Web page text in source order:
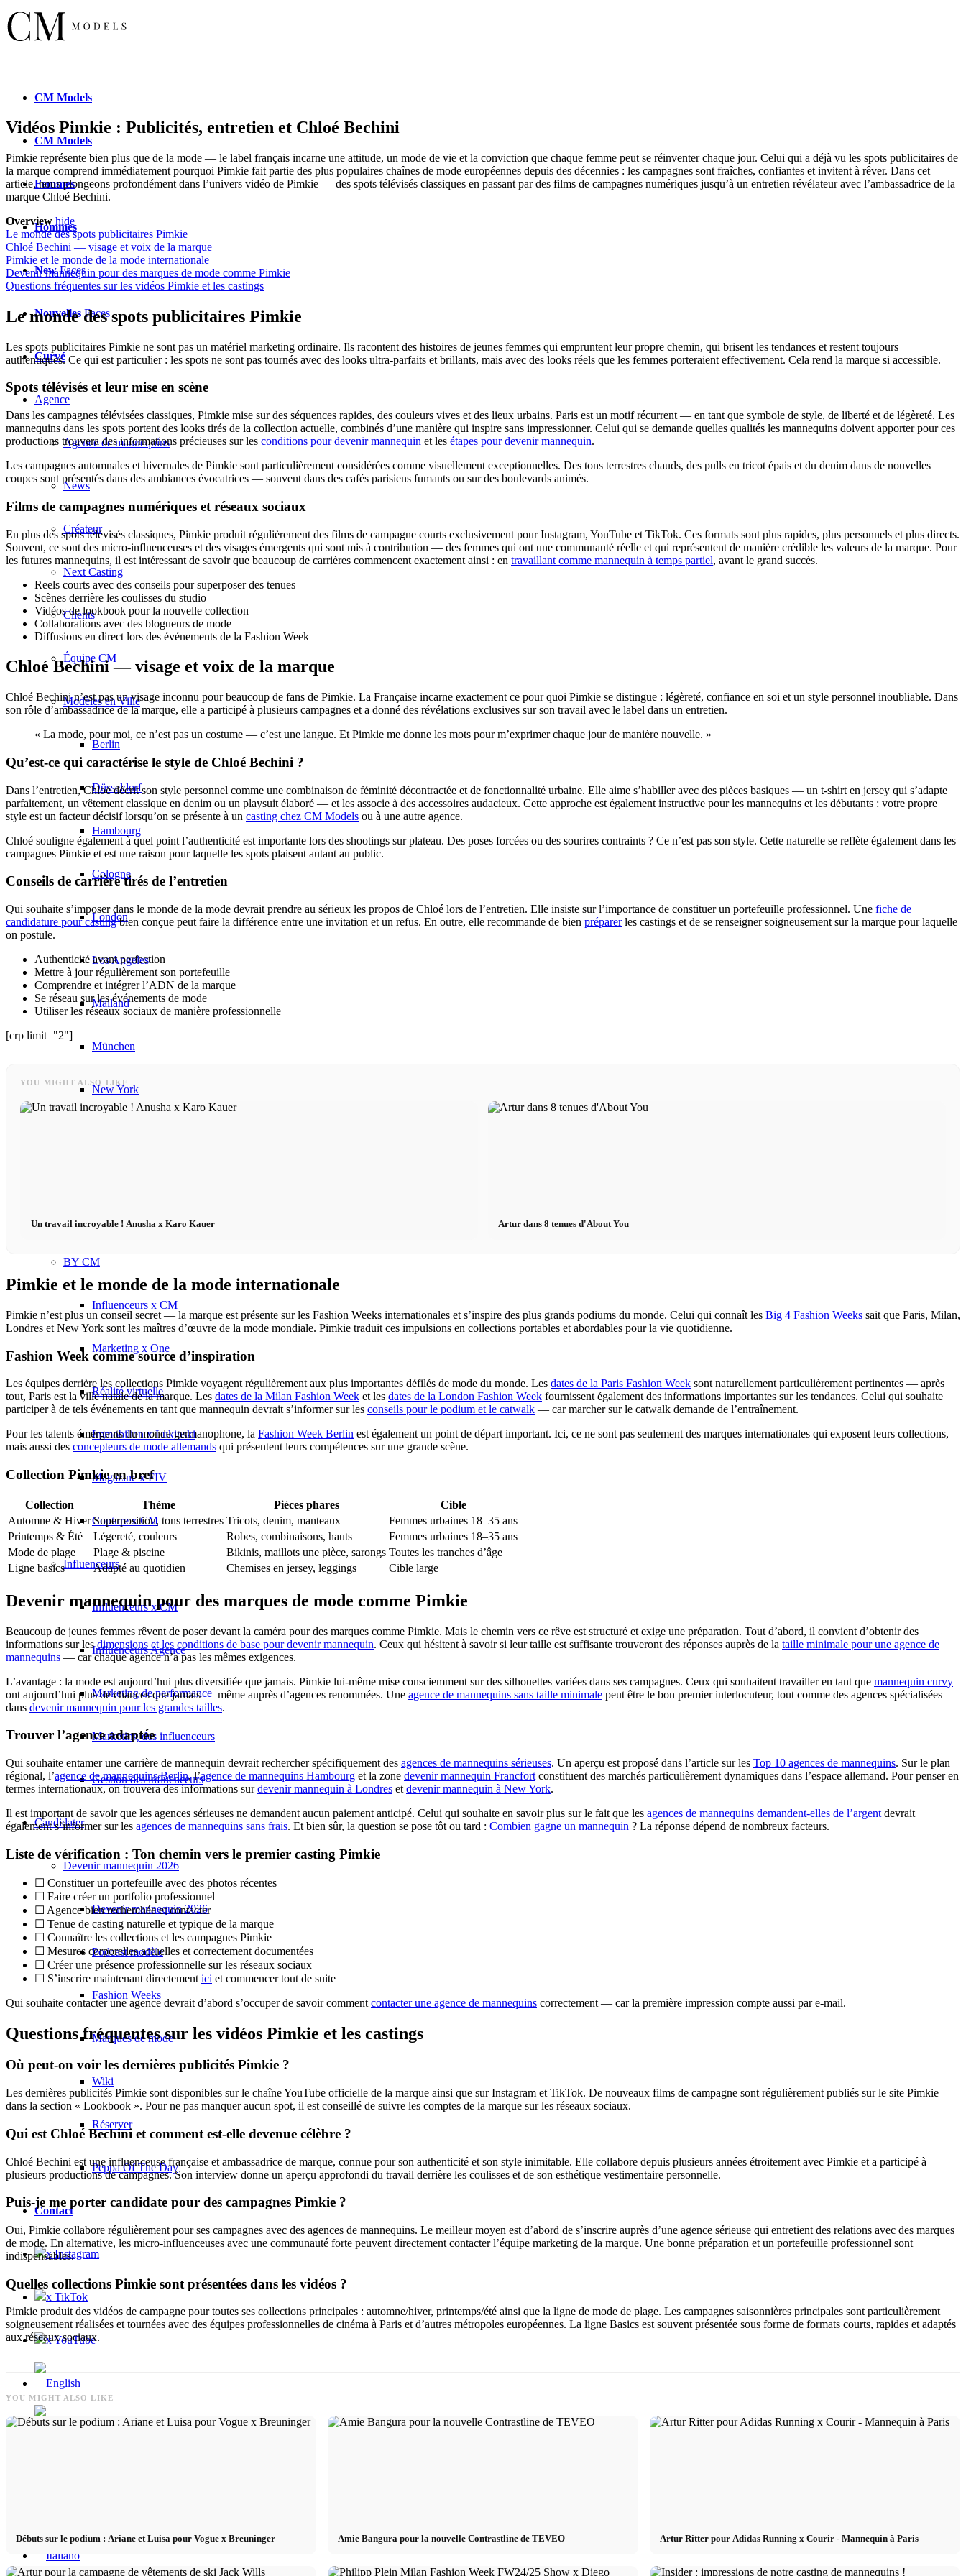
CM Models
CM Models
Femmes
Hommes
NewFaces
Nouvelles Faces
Curvé
Agence
Agence de mannequins
News
Créateur
Next Casting
Clients
Équipe CM
Modèles en Ville
Berlin
Düsseldorf
Hambourg
Cologne
London
Los Angeles
Mailand
München
New York
Emplois & carrière
BY CM
Influenceurs x CM
Marketing x One
Réalité virtuelle
Immobilien x Lukinski
Magazine x FIV
Couture x CM
Influenceurs
Influenceurs x CM
Influenceurs Agence
Marketing de performance
Marketing des influenceurs
Gestion des influenceurs
Candidater
Devenir mannequin 2026
Devenir mannequin 2026
Podcast modèle
Fashion Weeks
Marques de mode
Wiki
Réserver
Peppa Of The Day
Contact
x Instagram
x TikTok
x YouTube
Vidéos Pimkie : Publicités, entretien et Chloé Bechini
Pimkie représente bien plus que de la mode — le label français incarne une attitude, un mode de vie et la conviction que chaque femme peut se réinventer chaque jour. Celui qui a déjà vu les spots publicitaires de
la marque comprend immédiatement pourquoi Pimkie fait partie des plus populaires chaînes de mode européennes depuis des décennies : les campagnes sont fraîches, confiantes et invitent à rêver. Dans cet
article, nous plongeons profondément dans l’univers vidéo de Pimkie — des spots télévisés classiques en passant par des films de campagnes numériques jusqu’à un entretien révélateur avec l’ambassadrice de la
marque Chloé Bechini.
Overview hide
Le monde des spots publicitaires Pimkie
Chloé Bechini — visage et voix de la marque
Pimkie et le monde de la mode internationale
Devenir mannequin pour des marques de mode comme Pimkie
Questions fréquentes sur les vidéos Pimkie et les castings
Le monde des spots publicitaires Pimkie
Les spots publicitaires Pimkie ne sont pas un matériel marketing ordinaire. Ils racontent des histoires de jeunes femmes qui empruntent leur propre chemin, qui brisent les tendances et restent toujours
authentiques. Ce qui est particulier : les spots ne sont pas tournés avec des looks ultra-parfaits et brillants, mais avec des looks réels que les femmes porteraient effectivement. Cela rend la marque si accessible.
Spots télévisés et leur mise en scène
Dans les campagnes télévisées classiques, Pimkie mise sur des séquences rapides, des couleurs vives et des lieux urbains. Paris est un motif récurrent — en tant que symbole de style, de liberté et de légèreté. Les
mannequins dans les spots portent des looks tirés de la collection actuelle, combinés d’une manière qui inspire sans impressionner. Celui qui se demande quelles qualités les mannequins doivent apporter pour ces
productions trouvera des informations précieuses sur les conditions pour devenir mannequin et les étapes pour devenir mannequin.
Les campagnes automnales et hivernales de Pimkie sont particulièrement considérées comme visuellement exceptionnelles. Des tons terrestres chauds, des pulls en tricot épais et du denim dans de nouvelles
coupes sont présentés dans des ambiances évocatrices — souvent dans des cafés parisiens fumants ou sur des boulevards animés.
Films de campagnes numériques et réseaux sociaux
En plus des spots télévisés classiques, Pimkie produit régulièrement des films de campagne courts exclusivement pour Instagram, YouTube et TikTok. Ces formats sont plus rapides, plus personnels et plus directs.
Souvent, ce sont des micro-influenceuses et des visages émergents qui sont mis à contribution — des femmes qui ont une communauté réelle et qui représentent de manière crédible les valeurs de la marque. Pour
les futures mannequins, il est intéressant de savoir que beaucoup de carrières commencent exactement ainsi : en travaillant comme mannequin à temps partiel, avant le grand succès.
Reels courts avec des conseils pour superposer des tenues
Scènes derrière les coulisses du studio
Vidéos de lookbook pour la nouvelle collection
Collaborations avec des blogueurs de mode
Diffusions en direct lors des événements de la Fashion Week
Chloé Bechini — visage et voix de la marque
Chloé Bechini n’est pas un visage inconnu pour beaucoup de fans de Pimkie. La Française incarne exactement ce pour quoi Pimkie se distingue : légèreté, confiance en soi et un style personnel inoubliable. Dans
son rôle d’ambassadrice de la marque, elle a participé à plusieurs campagnes et a donné des révélations exclusives sur son travail avec le label dans un entretien.
« La mode, pour moi, ce n’est pas un costume — c’est une langue. Et Pimkie me donne les mots pour m’exprimer chaque jour de manière nouvelle. »
Qu’est-ce qui caractérise le style de Chloé Bechini ?
Dans l’entretien, Chloé décrit son style personnel comme une combinaison de féminité décontractée et de fonctionnalité urbaine. Elle aime s’habiller avec des pièces basiques — un t-shirt en jersey qui s’adapte
parfaitement, un vêtement classique en denim ou un playsuit élaboré — et les associe à des accessoires audacieux. Cette approche est également instructive pour les mannequins et les débutants : votre propre
style est un facteur décisif lorsqu’on se présente à un casting chez CM Models ou à une autre agence.
Chloé souligne également à quel point l’authenticité est importante lors des shootings sur plateau. Des poses forcées ou des sourires contraints ? Ce n’est pas son style. Cette naturelle se reflète également dans les
campagnes Pimkie et est une raison pour laquelle les spots plaisent autant au public.
Conseils de carrière tirés de l’entretien
Qui souhaite s’imposer dans le monde de la mode devrait prendre au sérieux les propos de Chloé lors de l’entretien. Elle insiste sur l’importance de constituer un portefeuille professionnel. Une fiche de
candidature pour castingbien conçue peut faire la différence entre une invitation et un refus. En outre, elle recommande de bien préparerles castings et de se renseigner soigneusement sur la marque pour laquelle
on postule.
Authenticité avant perfection
Mettre à jour régulièrement son portefeuille
Comprendre et intégrer l’ADN de la marque
Se réseau sur les événements de mode
Utiliser les réseaux sociaux de manière professionnelle
[crp limit="2"]
YOU MIGHT ALSO LIKE
Un travail incroyable ! Anusha x Karo Kauer Artur dans 8 tenues d'About You
Pimkie et le monde de la mode internationale
Pimkie n’est plus un conseil secret — la marque est présente sur les Fashion Weeks internationales et s’inspire des plus grands podiums du monde. Celui qui connaît les Big 4 Fashion Weeks sait que Paris, Milan,
Londres et New York sont les maîtres d’œuvre de la mode mondiale. Pimkie traduit ces impulsions en collections portables et abordables pour la vie quotidienne.
Fashion Week comme source d’inspiration
Les équipes derrière les collections Pimkie voyagent régulièrement aux plus importantes défilés de mode du monde. Les dates de la Paris Fashion Week sont naturellement particulièrement pertinentes — après
tout, Paris est la ville natale de la marque. Les dates de la Milan Fashion Week et les dates de la London Fashion Week fournissent également des informations importantes sur les tendances. Celui qui souhaite
participer à de tels événements en tant que mannequin devrait s’informer sur les conseils pour le podium et le catwalk — car marcher sur le catwalk demande de l’entraînement.
Pour les talents émergents du monde germanophone, la Fashion Week Berlin est également un point de départ important. Ici, ce ne sont pas seulement des marques internationales qui exposent leurs collections,
mais aussi des concepteurs de mode allemands qui présentent leurs compétences sur une grande scène.
Collection Pimkie en bref
Collection Thème Pièces phares
Cible
Automne & Hiver Superposition, tons terrestres Tricots, denim, manteaux
Femmes urbaines 18–35 ans
Printemps & Été
Légereté, couleurs Robes, combinaisons, hauts
Femmes urbaines 18–35 ans
Mode de plage
Plage & piscine Bikinis, maillots une pièce, sarongs Toutes les tranches d’âge
Ligne basics
Adapté au quotidien Chemises en jersey, leggings Cible large
Devenir mannequin pour des marques de mode comme Pimkie
Beaucoup de jeunes femmes rêvent de poser devant la caméra pour des marques comme Pimkie. Mais le chemin vers ce rêve est structuré et exige une préparation. Tout d’abord, il convient d’obtenir des
informations sur lesdimensions et les conditions de base pour devenir mannequin. Ceux qui hésitent à savoir si leur taille est suffisante trouveront des réponses auprès de la taille minimale pour une agence de
mannequins — car chaque agence n’a pas les mêmes exigences.
L’avantage : la mode est aujourd’hui plus diversifiée que jamais. Pimkie lui-même mise consciemment sur des silhouettes variées dans ses campagnes. Ceux qui souhaitent travailler en tant que mannequin curvy
ont aujourd’hui plus de chances que jamais — même auprès d’agences renommées. Une agence de mannequins sans taille minimale peut être le bon premier interlocuteur, tout comme des agences spécialisées
dans devenir mannequin pour les grandes tailles.
Trouver l’agence adaptée
Qui souhaite entamer une carrière de mannequin devrait rechercher spécifiquement des agences de mannequins sérieuses. Un aperçu est proposé dans l’article sur les Top 10 agences de mannequins. Sur le plan
régional, l’agence de mannequins Berlin, l’agence de mannequins Hambourg et la zone devenir mannequin Francfort constituent des marchés particulièrement dynamiques dans l’espace allemand. Pour penser en
termes internationaux, on trouvera des informations surdevenir mannequin à Londres et devenir mannequin à New York.
Il est important de savoir que les agences sérieuses ne demandent aucun paiement anticipé. Celui qui souhaite en savoir plus sur le fait que les agences de mannequins demandent-elles de l’argent devrait
également s’informer sur les agences de mannequins sans frais. Et bien sûr, la question se pose tôt ou tard : Combien gagne un mannequin ? La réponse dépend de nombreux facteurs.
Liste de vérification : Ton chemin vers le premier casting Pimkie
☐ Constituer un portefeuille avec des photos récentes
☐ Faire créer un portfolio professionnel
☐ Agence bien recherchée et contacter
☐ Tenue de casting naturelle et typique de la marque
☐ Connaître les collections et les campagnes Pimkie
☐ Mesures corporelles actuelles et correctement documentées
☐ Créer une présence professionnelle sur les réseaux sociaux
☐ S’inscrire maintenant directement ici et commencer tout de suite
Qui souhaite contacter une agence devrait d’abord s’occuper de savoir comment contacter une agence de mannequins correctement — car la première impression compte aussi par e-mail.
Questions fréquentes sur les vidéos Pimkie et les castings
Où peut-on voir les dernières publicités Pimkie ?
Les dernières publicités Pimkie sont disponibles sur le chaîne YouTube officielle de la marque ainsi que sur Instagram et TikTok. De nouveaux films de campagne sont régulièrement publiés sur le site Pimkie
dans la section « Lookbook ». Pour ne pas manquer aucun spot, il est conseillé de suivre les comptes de la marque sur les réseaux sociaux.
Qui est Chloé Bechini et comment est-elle devenue célèbre ?
Chloé Bechini est une influenceuse française et ambassadrice de marque, connue pour son authenticité et son style inimitable. Elle collabore depuis plusieurs années étroitement avec Pimkie et a participé à
plusieurs productions de campagnes. Son interview donne un aperçu approfondi du travail derrière les coulisses et de son esthétique vestimentaire personnelle.
Puis-je me porter candidate pour des campagnes Pimkie ?
Oui, Pimkie collabore régulièrement pour ses campagnes avec des agences de mannequins. Le meilleur moyen est d’abord de s’inscrire auprès d’une agence sérieuse qui entretient des relations avec des marques
de mode. En alternative, les micro-influenceuses avec une communauté forte peuvent directement contacter l’équipe marketing de la marque. Une bonne préparation et un portefeuille professionnel sont
indispensables.
Quelles collections Pimkie sont présentées dans les vidéos ?
Pimkie produit des vidéos de campagne pour toutes ses collections principales : automne/hiver, printemps/été ainsi que la ligne de mode de plage. Les campagnes saisonnières principales sont particulièrement
soigneusement réalisées et tournées avec des équipes professionnelles de cinéma à Paris et d’autres métropoles européennes. La ligne Basics est souvent présentée sous forme de formats courts, rapides et adaptés
aux réseaux sociaux.
YOU MIGHT ALSO LIKE
Débuts sur le podium : Ariane et Luisa pour Vogue x Breuninger Amie Bangura pour la nouvelle Contrastline de TEVEO Artur Ritter pour Adidas Running x Courir - Mannequin à Paris